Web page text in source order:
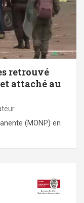
retrouvé
attaché au
(MONP) en